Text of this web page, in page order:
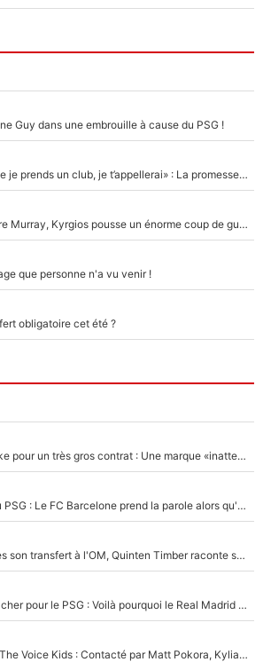
Guy dans une embrouille à cause du PSG !
Mercato - OM - «Dès que je prends un club, je t’appellerai» : La promesse de Marcelino au moment de claquer la porte
Victime de racisme contre Murray, Kyrgios pousse un énorme coup de gueule !
que personne n'a vu venir !
obligatoire cet été ?
Kylian Mbappé lâche Nike pour un très gros contrat : Une marque «inattendue» va frapper très fort
Ferran Torres a dit oui au PSG : Le FC Barcelone prend la parole alors qu'un transfert de l'attaquant espagnol prend forme
En plein cauchemar après son transfert à l'OM, Quinten Timber raconte ses doutes après sa signature à Marseille
Yan Diomandé était trop cher pour le PSG : Voilà pourquoi le Real Madrid a accepté de payer la somme record de 140M€ pour boucler son transfert !
De l'équipe de France à The Voice Kids : Contacté par Matt Pokora, Kylian Mbappé a accepté de jouer un rôle inédit sur TF1 !